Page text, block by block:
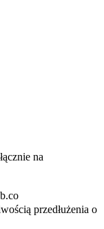
na
przedłużenia o